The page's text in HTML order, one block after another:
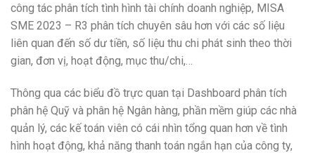
công tác phân tích tình hình tài chính doanh nghiệp, MISA
SME 2023 – R3 phân tích chuyên sâu hơn với các số liệu
liên quan đến số dư tiền, số liệu thu chi phát sinh theo thời
gian, đơn vị, hoạt động, mục thu/chi,…
Thông qua các biểu đồ trực quan tại Dashboard phân tích
phân hệ Quỹ và phân hệ Ngân hàng, phần mềm giúp các nhà
quản lý, các kế toán viên có cái nhìn tổng quan hơn về tình
hình hoạt động, khả năng thanh toán ngắn hạn của công ty,